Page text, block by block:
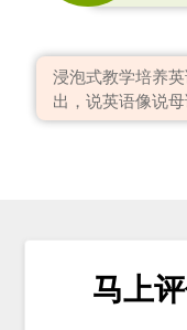
浸泡式教学培养
出，说英语像说母
马上